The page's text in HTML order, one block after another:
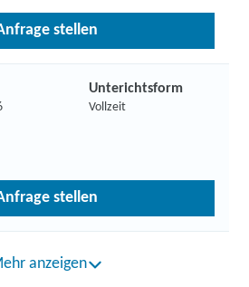
stellen
Unterichtsform
Vollzeit
stellen
anzeigen